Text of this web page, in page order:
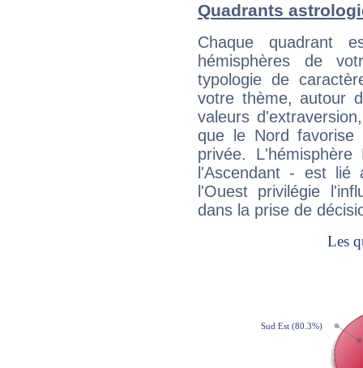
Quadrants
Chaque quadrant
hémisphères de
typologie de
votre thème, autour
valeurs
que le Nord favorise
privée.
l'Ascendant - est
l'Ouest privilégie
dans la prise de